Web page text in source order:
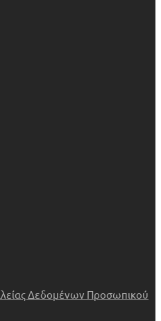
Δεδομένων Προσωπικού